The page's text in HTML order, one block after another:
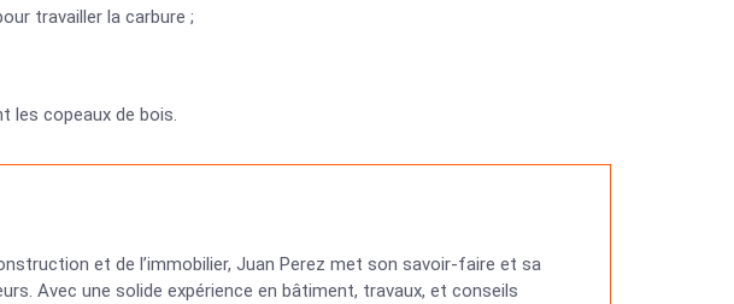
travailler la carbure ;
les copeaux de bois.
et de l’immobilier, Juan Perez met son savoir-faire et sa
Avec une solide expérience en bâtiment, travaux, et conseils